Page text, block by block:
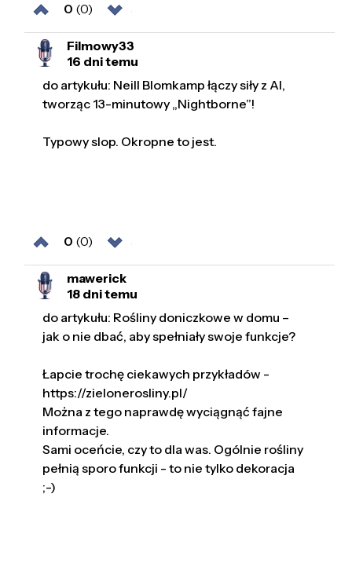
0 (0)
Filmowy33
16 dni temu
do artykułu: Neill Blomkamp łączy siły z AI,
tworząc 13-minutowy „Nightborne”!
Typowy slop. Okropne to jest.
0 (0)
mawerick
18 dni temu
do artykułu: Rośliny doniczkowe w domu –
jak o nie dbać, aby spełniały swoje funkcje?
Łapcie trochę ciekawych przykładów -
https://zielonerosliny.pl/
Można z tego naprawdę wyciągnąć fajne
informacje.
Sami oceńcie, czy to dla was. Ogólnie rośliny
pełnią sporo funkcji - to nie tylko dekoracja
;-)